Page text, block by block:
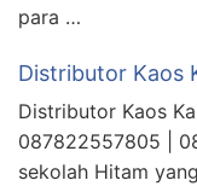
para …
Distributor Kaos
Distributor Kaos
087822557805 |
sekolah Hitam